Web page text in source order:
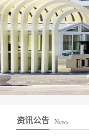
资讯公告 News